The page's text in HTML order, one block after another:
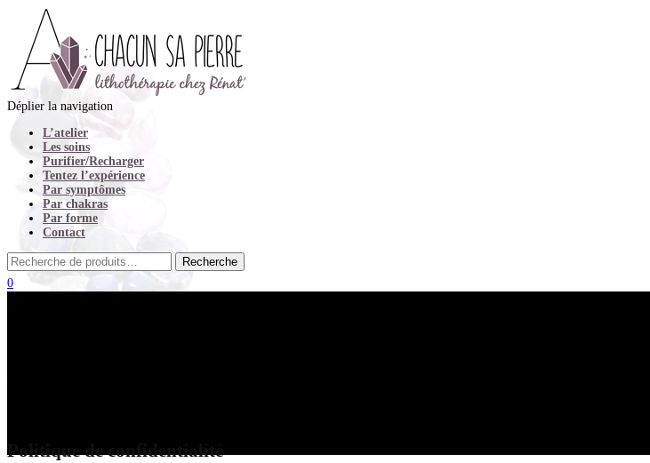
Déplier la navigation
L’atelier
Les soins
Purifier/Recharger
Tentez l’expérience
Par symptômes
Par chakras
Par forme
Contact
0
Politique de confidentialité